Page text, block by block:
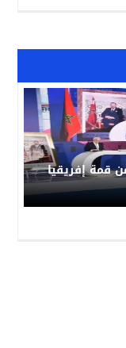
قمة إفريقيا